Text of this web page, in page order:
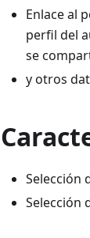
Enlace al
perfil del
se
y otros
Selección
Selección